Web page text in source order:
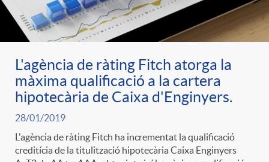
L'agència de ràting Fitch atorga la
màxima qualificació a la cartera
hipotecària de Caixa d'Enginyers.
28/01/2019
L'agència de ràting Fitch ha incrementat la qualificació
creditícia de la titulització hipotecària Caixa Enginyers